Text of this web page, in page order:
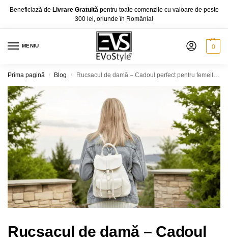
Beneficiază de Livrare Gratuită pentru toate comenzile cu valoare de peste
300 lei, oriunde în România!
MENIU 0
Prima pagină / Blog / Rucsacul de damă – Cadoul perfect pentru femeile moderne și active
Rucsacul de damă – Cadoul